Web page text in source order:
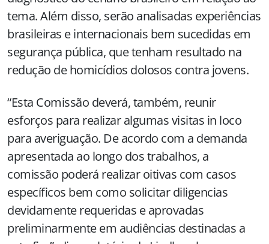
tema. Além disso, serão analisadas experiências
brasileiras e internacionais bem sucedidas em
segurança pública, que tenham resultado na
redução de homicídios dolosos contra jovens.
“Esta Comissão deverá, também, reunir
esforços para realizar algumas visitas in loco
para averiguação. De acordo com a demanda
apresentada ao longo dos trabalhos, a
comissão poderá realizar oitivas com casos
específicos bem como solicitar diligencias
devidamente requeridas e aprovadas
preliminarmente em audiências destinadas a